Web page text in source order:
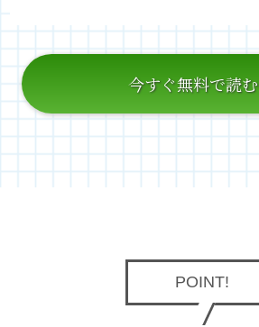
今すぐ無料で読む
POINT!